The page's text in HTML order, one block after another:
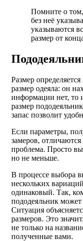
Помните о
без неё
указываются
размер от
Размер
размер одеяла: он
информации нет, то
размер
запас позволит
Если параметры,
замеров,
проблема. Просто
но не меньше.
В процессе выбора
нескольких
одинаковый. Так,
пододеяльник
Ситуация
размеров. Это
не только на
полученные вами.